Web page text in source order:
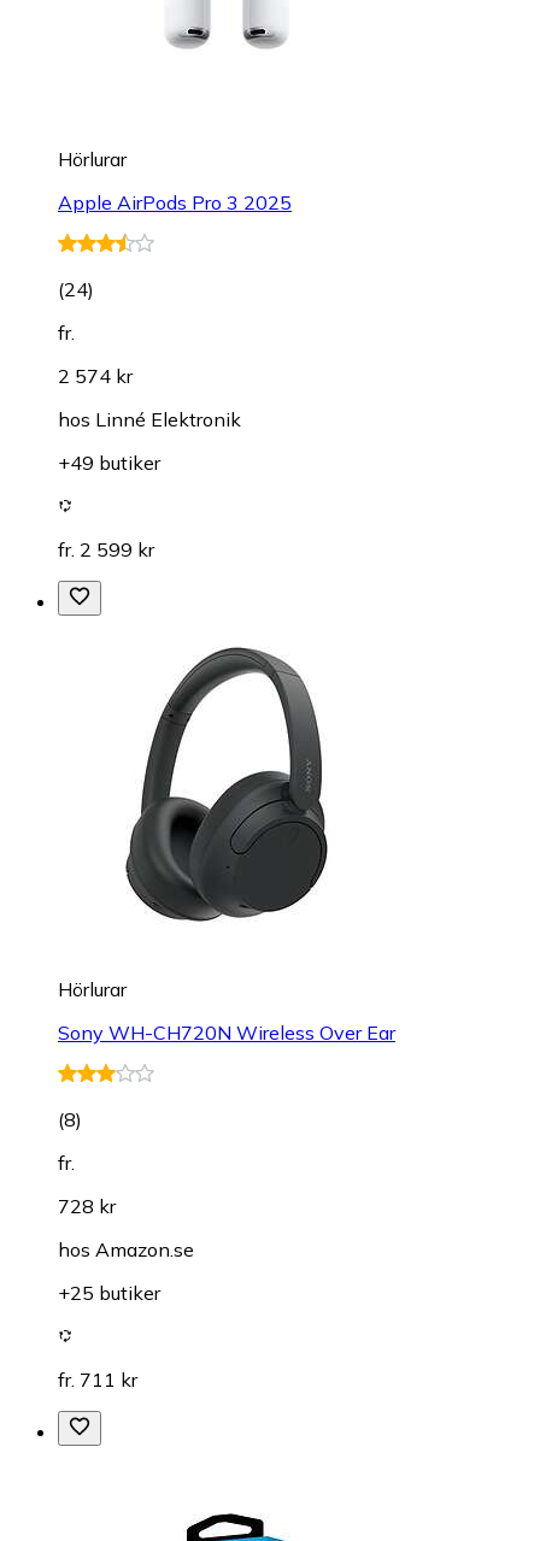
Hörlurar
Apple AirPods Pro 3 2025
(24)
fr.
2 574 kr
hos Linné Elektronik
+49 butiker
fr. 2 599 kr
Hörlurar
Sony WH-CH720N Wireless Over Ear
(8)
fr.
728 kr
hos Amazon.se
+25 butiker
fr. 711 kr